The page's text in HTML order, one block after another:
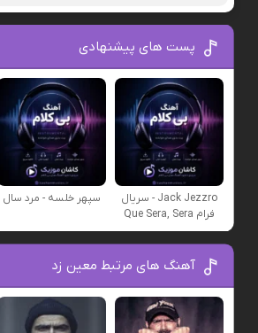
پست های پیشنهادی
Jack Jezzro - سریال
فرام Que Sera, Sera
سپهر خلسه - مرد سال
آهنگ های مرتبط معین زد